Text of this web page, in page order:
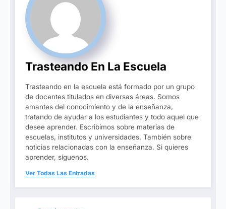
Trasteando En La Escuela
Trasteando en la escuela está formado por un grupo
de docentes titulados en diversas áreas. Somos
amantes del conocimiento y de la enseñanza,
tratando de ayudar a los estudiantes y todo aquel que
desee aprender. Escribimos sobre materias de
escuelas, institutos y universidades. También sobre
noticias relacionadas con la enseñanza. Si quieres
aprender, síguenos.
Ver Todas Las Entradas